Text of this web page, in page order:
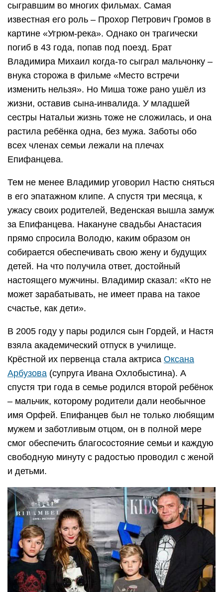
сыгравшим во многих фильмах. Самая
известная его роль – Прохор Петрович Громов в
картине «Угрюм-река». Однако он трагически
погиб в 43 года, попав под поезд. Брат
Владимира Михаил когда-то сыграл мальчонку –
внука сторожа в фильме «Место встречи
изменить нельзя». Но Миша тоже рано ушёл из
жизни, оставив сына-инвалида. У младшей
сестры Натальи жизнь тоже не сложилась, и она
растила ребёнка одна, без мужа. Заботы обо
всех членах семьи лежали на плечах
Епифанцева.
Тем не менее Владимир уговорил Настю сняться
в его эпатажном клипе. А спустя три месяца, к
ужасу своих родителей, Веденская вышла замуж
за Епифанцева. Накануне свадьбы Анастасия
прямо спросила Володю, каким образом он
собирается обеспечивать свою жену и будущих
детей. На что получила ответ, достойный
настоящего мужчины. Владимир сказал: «Кто не
может зарабатывать, не имеет права на такое
счастье, как дети».
В 2005 году у пары родился сын Гордей, и Настя
взяла академический отпуск в училище.
Крёстной их первенца стала актриса Оксана
Арбузова (супруга Ивана Охлобыстина). А
спустя три года в семье родился второй ребёнок
– мальчик, которому родители дали необычное
имя Орфей. Епифанцев был не только любящим
мужем и заботливым отцом, он в полной мере
смог обеспечить благосостояние семьи и каждую
свободную минуту с радостью проводил с женой
и детьми.